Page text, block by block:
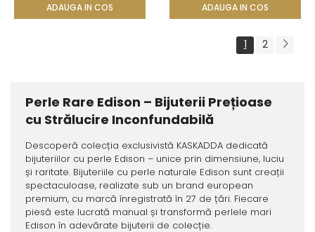
ADAUGA IN COS ADAUGA IN COS
1 2
Perle Rare Edison – Bijuterii Prețioase
cu Strălucire Inconfundabilă
Descoperă colecția exclusivistă KASKADDA dedicată
bijuteriilor cu perle Edison – unice prin dimensiune, luciu
și raritate. Bijuteriile cu perle naturale Edison sunt creații
spectaculoase, realizate sub un brand european
premium, cu marcă înregistrată în 27 de țări. Fiecare
piesă este lucrată manual și transformă perlele mari
Edison în adevărate bijuterii de colecție.